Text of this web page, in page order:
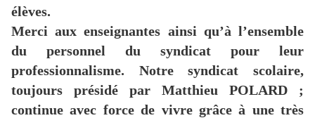
élèves.
Merci aux enseignantes ainsi qu’à l’ensemble
du personnel du syndicat pour leur
professionnalisme. Notre syndicat scolaire,
toujours présidé par Matthieu POLARD ;
continue avec force de vivre grâce à une très